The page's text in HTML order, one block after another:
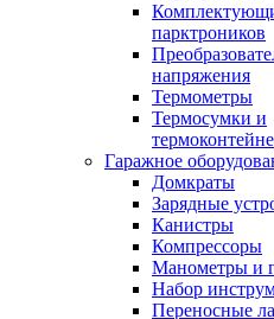
парктроников
напряжения
Термометры
Термосумки и
Гаражное
Домкраты
Зарядные
Канистры
Компрессоры
Манометры и
Набор
Переносные